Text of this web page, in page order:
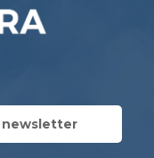
newsletter